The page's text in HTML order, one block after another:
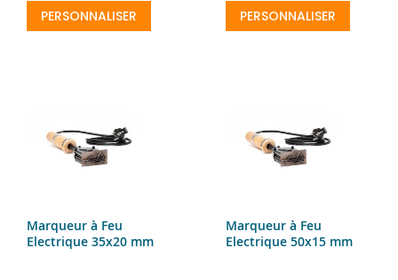
PERSONNALISER
PERSONNALISER
Marqueur à Feu
Electrique 35x20 mm
Marqueur à Feu
Electrique 50x15 mm